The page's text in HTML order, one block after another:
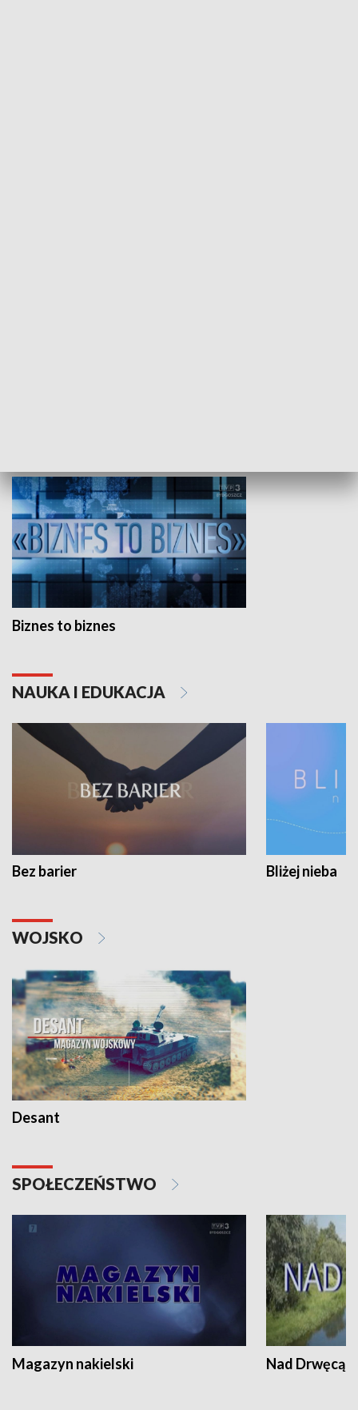
Biznes to biznes
NAUKA I EDUKACJA
Bez barier Bliżej nieba
WOJSKO
Desant
SPOŁECZEŃSTWO
Magazyn nakielski Nad Drwęcą